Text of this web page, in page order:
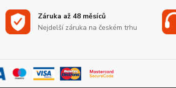
Záruka až 48 měsíců
Nejdelší záruka na českém trhu